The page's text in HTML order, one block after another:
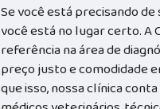
Se você está precisando
você está no lugar certo. A
referência na área de
preço justo e comodidade
que isso, nossa clínica